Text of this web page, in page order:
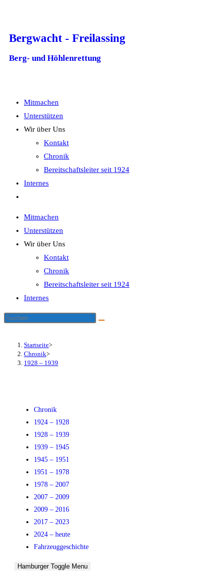
Bergwacht - Freilassing
Berg- und Höhlenrettung
Mitmachen
Unterstützen
Wir über Uns
Kontakt
Chronik
Bereitschaftsleiter seit 1924
Internes
Mitmachen
Unterstützen
Wir über Uns
Kontakt
Chronik
Bereitschaftsleiter seit 1924
Internes
Startseite>
Chronik>
1928 – 1939
Chronik
1924 – 1928
1928 – 1939
1939 – 1945
1945 – 1951
1951 – 1978
1978 – 2007
2007 – 2009
2009 – 2016
2017 – 2023
2024 – heute
Fahrzeuggeschichte
Hamburger Toggle Menu